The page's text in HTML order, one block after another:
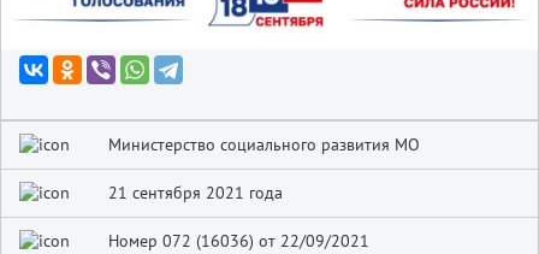
Министерство социального развития МО
21 сентября 2021 года
Номер 072 (16036) от 22/09/2021